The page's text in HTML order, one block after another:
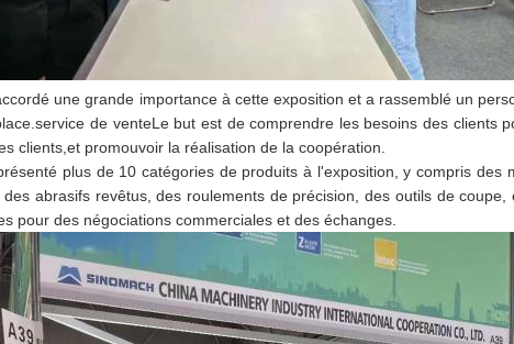
une grande importance à cette exposition et a rassemblé un
de venteLe but est de comprendre les besoins des clients
clients,et promouvoir la réalisation de la coopération.
plus de 10 catégories de produits à l'exposition, y compris des
des abrasifs revêtus, des roulements de précision, des outils de
pour des négociations commerciales et des échanges.